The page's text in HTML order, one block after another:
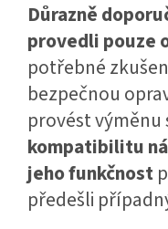
Důrazně
provedli pouze
potřebné
bezpečnou
provést výměnu
kompatibilitu
jeho funkčnost
předešli